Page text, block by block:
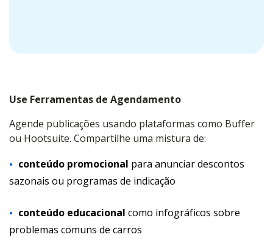
Use Ferramentas de Agendamento
Agende publicações usando plataformas como Buffer
ou Hootsuite. Compartilhe uma mistura de:
conteúdo promocional para anunciar descontos
sazonais ou programas de indicação
conteúdo educacional como infográficos sobre
problemas comuns de carros